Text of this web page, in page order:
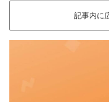
記事内に